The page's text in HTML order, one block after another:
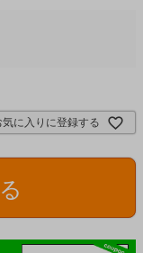
気に入りに登録する